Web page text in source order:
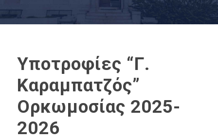
Υποτροφίες “Γ.
Καραμπατζός”
Ορκωμοσίας 2025-
2026